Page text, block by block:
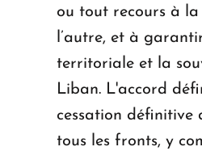
ou tout recours à la
l’autre, et à
territoriale et la
Liban. L'accord
cessation définitive
tous les fronts, y